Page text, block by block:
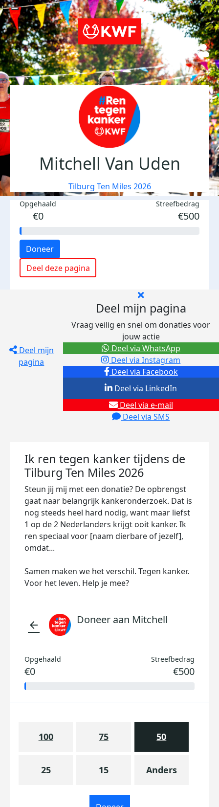
Mitchell Van Uden
Tilburg Ten Miles 2026
Opgehaald
€0
Streefbedrag
€500
Doneer
Deel deze pagina
Deel mijn
pagina
Deel mijn pagina
Vraag veilig en snel om donaties voor
jouw actie
Deel via Facebook
Deel via Instagram
Deel via e-mail
Deel via SMS
Deel via LinkedIn
Deel via WhatsApp
Ik ren tegen kanker tijdens de
Tilburg Ten Miles 2026
Steun jij mij met een donatie? De opbrengst
gaat naar belangrijk kankeronderzoek. Dat is
nog steeds heel hard nodig, want maar liefst
1 op de 2 Nederlanders krijgt ooit kanker. Ik
ren speciaal voor [naam dierbare of jezelf],
omdat...
Samen maken we het verschil. Tegen kanker.
Voor het leven. Help je mee?
arrow_back Doneer aan Mitchell
Opgehaald
€0
Streefbedrag
€500
100 75 50
25 15 Anders